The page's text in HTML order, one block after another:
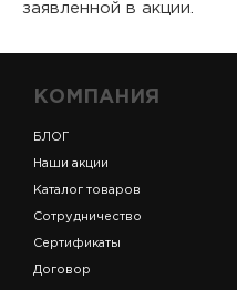
заявленной в акции.
КОМПАНИЯ
БЛОГ
Наши акции
Каталог товаров
Сотрудничество
Сертификаты
Договор